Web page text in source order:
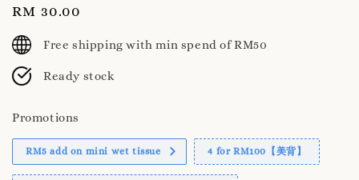
Regular
price
RM 30.00
Free shipping with min spend of RM50
Ready stock
Promotions
RM5 add on mini wet tissue 4 for RM100【美背】